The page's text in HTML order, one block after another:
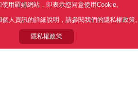
新聞
用羅姆網站，即表示您同意使用Cookie。
人資訊的詳細說明，請參閱我們的隱私權政策。
隱私權政策